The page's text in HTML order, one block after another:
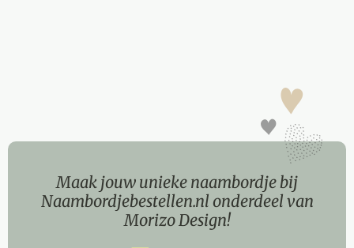
Maak jouw unieke naambordje bij
Naambordjebestellen.nl onderdeel van
Morizo Design!